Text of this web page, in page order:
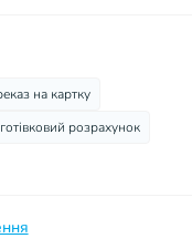
на картку
розрахунок